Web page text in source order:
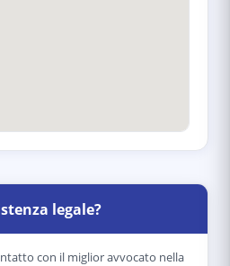
legale?
con il miglior avvocato nella